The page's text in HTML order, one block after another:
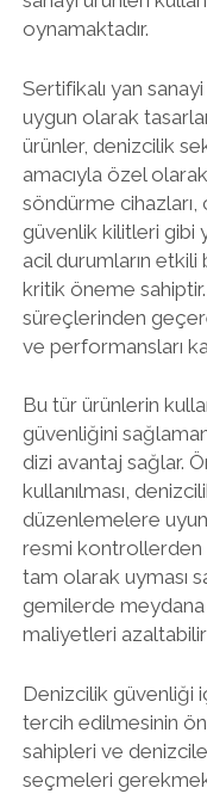
oynamaktadır.
Sertifikalı yan
uygun olarak
ürünler, denizcilik
amacıyla özel
söndürme cihazları,
güvenlik kilitleri gibi
acil durumların
kritik öneme
süreçlerinden
ve performansları
Bu tür ürünlerin
güvenliğini
dizi avantaj sağlar.
kullanılması,
düzenlemelere
resmi kontrollerden
tam olarak uyması
gemilerde
maliyetleri azaltabilir
Denizcilik güvenliği
tercih edilmesinin
sahipleri ve
seçmeleri